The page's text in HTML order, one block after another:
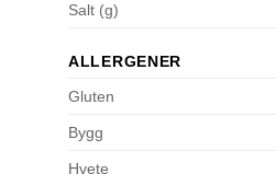
Salt (g)
ALLERGENER
Gluten
Bygg
Hvete